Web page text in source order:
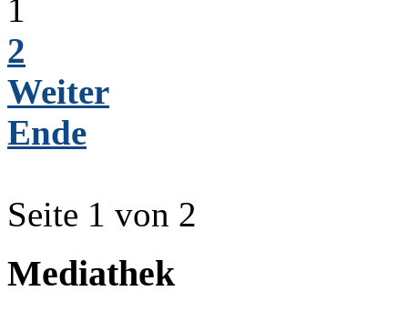
1
2
Weiter
Ende
Seite 1 von 2
Mediathek